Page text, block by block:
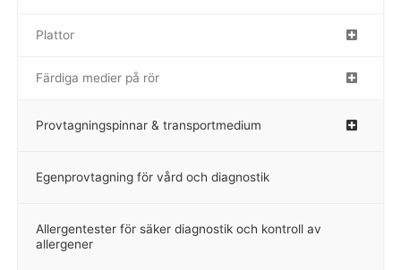
Plattor
–
Färdiga medier på rör
–
Provtagningspinnar & transportmedium
–
Egenprovtagning för vård och diagnostik
–
Allergentester för säker diagnostik och kontroll av
allergener
–